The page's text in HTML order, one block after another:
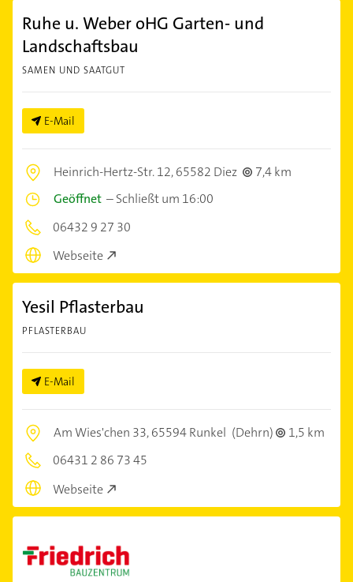
Ruhe u. Weber oHG Garten- und
Landschaftsbau
SAMEN UND SAATGUT
E-Mail
Heinrich-Hertz-Str. 12,65582 Diez
7,4 km
Geöffnet –Schließt um 16:00
06432 9 27 30
Webseite
Yesil Pflasterbau
PFLASTERBAU
E-Mail
Am Wies'chen 33,65594 Runkel (Dehrn)
1,5 km
06431 2 86 73 45
Webseite